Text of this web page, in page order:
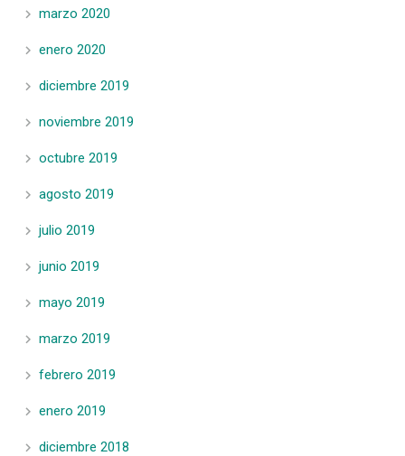
marzo 2020
enero 2020
diciembre 2019
noviembre 2019
octubre 2019
agosto 2019
julio 2019
junio 2019
mayo 2019
marzo 2019
febrero 2019
enero 2019
diciembre 2018